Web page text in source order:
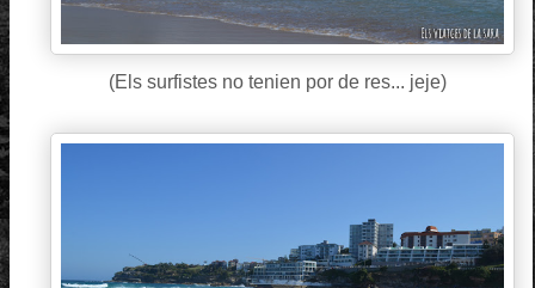
(Els surfistes no tenien por de res... jeje)